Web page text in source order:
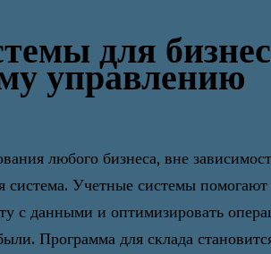
для
управлению
любого бизнеса, вне
система. Учетные системы помогают
с данными и оптимизировать
Программа для склада